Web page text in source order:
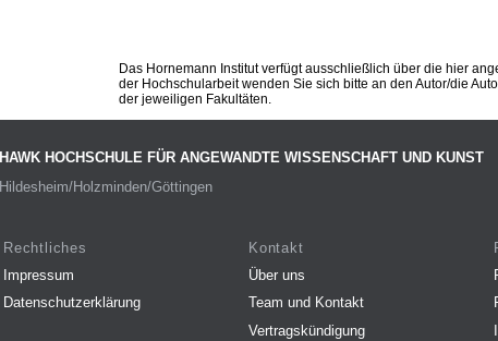
Das Hornemann Institut verfügt ausschließlich über die hier
der Hochschularbeit wenden Sie sich bitte an den Autor/die
der jeweiligen Fakultäten.
HAWK HOCHSCHULE FÜR ANGEWANDTE WISSENSCHAFT UND KUNST
Hildesheim/Holzminden/Göttingen
Rechtliches
Impressum
Datenschutzerklärung
Kontakt
Über uns
Team und Kontakt
Vertragskündigung